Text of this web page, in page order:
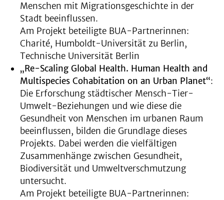
Menschen mit Migrationsgeschichte in der
Stadt beeinflussen.
Am Projekt beteiligte BUA-Partnerinnen:
Charité, Humboldt-Universität zu Berlin,
Technische Universität Berlin
„Re-Scaling Global Health. Human Health and
Multispecies Cohabitation on an Urban Planet“:
Die Erforschung städtischer Mensch-Tier-
Umwelt-Beziehungen und wie diese die
Gesundheit von Menschen im urbanen Raum
beeinflussen, bilden die Grundlage dieses
Projekts. Dabei werden die vielfältigen
Zusammenhänge zwischen Gesundheit,
Biodiversität und Umweltverschmutzung
untersucht.
Am Projekt beteiligte BUA-Partnerinnen: